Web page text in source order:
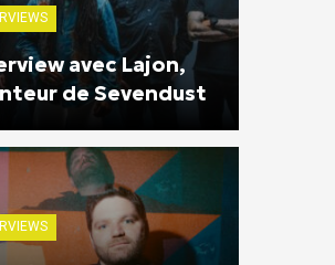
avec Lajon,
de Sevendust